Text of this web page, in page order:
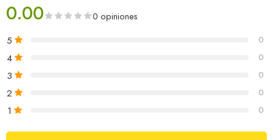
0.00 0 opiniones
5 0
4 0
3 0
2 0
1 0